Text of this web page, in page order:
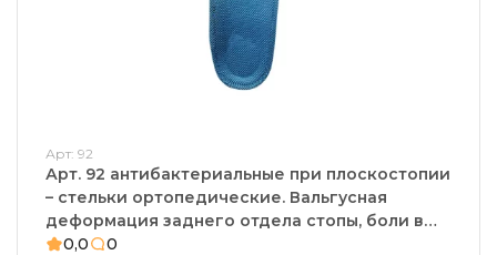
Арт: 92
Арт. 92 антибактериальные при плоскостопии
– стельки ортопедические. Вальгусная
деформация заднего отдела стопы, боли в
пятке, натоптыши
0,0 0